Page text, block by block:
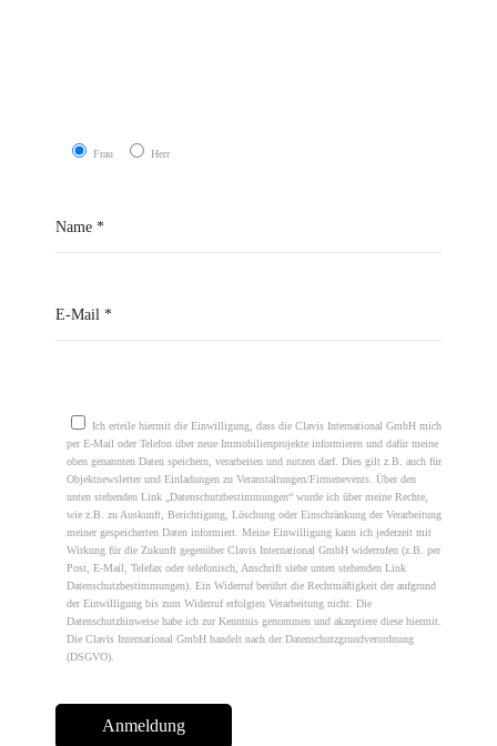
Frau Herr
Ich erteile hiermit die Einwilligung, dass die Clavis International GmbH mich
per E-Mail oder Telefon über neue Immobilienprojekte informieren und dafür meine
oben genannten Daten speichern, verarbeiten und nutzen darf. Dies gilt z.B. auch für
Objektnewsletter und Einladungen zu Veranstaltungen/Firmenevents. Über den
unten stehenden Link „Datenschutzbestimmungen“ wurde ich über meine Rechte,
wie z.B. zu Auskunft, Berichtigung, Löschung oder Einschränkung der Verarbeitung
meiner gespeicherten Daten informiert. Meine Einwilligung kann ich jederzeit mit
Wirkung für die Zukunft gegenüber Clavis International GmbH widerrufen (z.B. per
Post, E-Mail, Telefax oder telefonisch, Anschrift siehe unten stehenden Link
Datenschutzbestimmungen). Ein Widerruf berührt die Rechtmäßigkeit der aufgrund
der Einwilligung bis zum Widerruf erfolgten Verarbeitung nicht. Die
Datenschutzhinweise habe ich zur Kenntnis genommen und akzeptiere diese hiermit.
Die Clavis International GmbH handelt nach der Datenschutzgrundverordnung
(DSGVO).